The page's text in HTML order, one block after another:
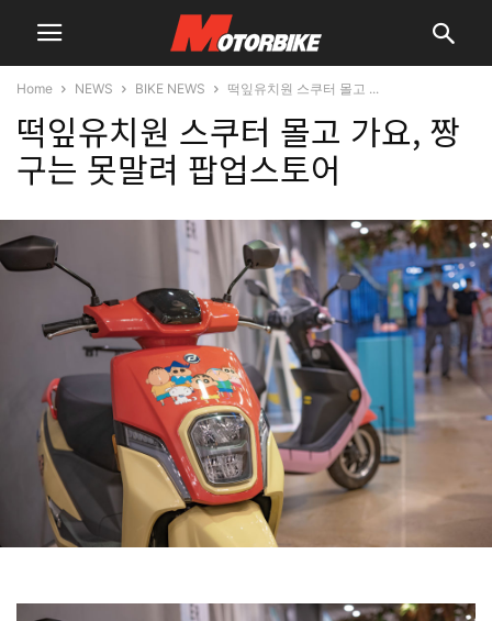
Home NEWS BIKE NEWS 떡잎유치원 스쿠터 몰고 ...
떡잎유치원 스쿠터 몰고 가요, 짱
구는 못말려 팝업스토어